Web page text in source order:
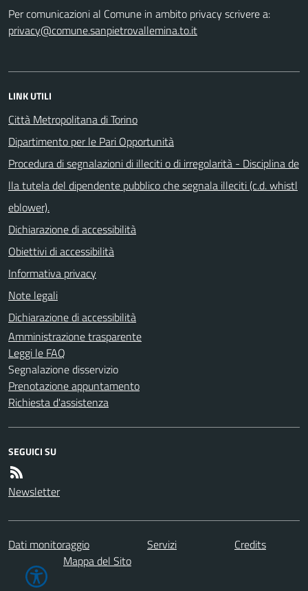
Per comunicazioni al Comune in ambito privacy scrivere a:
privacy@comune.sanpietrovallemina.to.it
LINK UTILI
Città Metropolitana di Torino
Dipartimento per le Pari Opportunità
Procedura di segnalazioni di illeciti o di irregolarità - Disciplina de
lla tutela del dipendente pubblico che segnala illeciti (c.d. whistl
eblower).
Dichiarazione di accessibilità
Obiettivi di accessibilità
Informativa privacy
Note legali
Dichiarazione di accessibilità
Amministrazione trasparente
Leggi le FAQ
Segnalazione disservizio
Prenotazione appuntamento
Richiesta d'assistenza
SEGUICI SU
Newsletter
Dati monitoraggio Servizi
Credits
Mappa del Sito